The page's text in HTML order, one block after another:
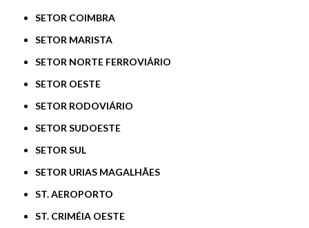
SETOR COIMBRA
SETOR MARISTA
SETOR NORTE FERROVIÁRIO
SETOR OESTE
SETOR RODOVIÁRIO
SETOR SUDOESTE
SETOR SUL
SETOR URIAS MAGALHÃES
ST. AEROPORTO
ST. CRIMÉIA OESTE